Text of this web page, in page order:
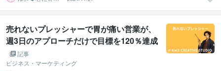
添う癒しのナー
ス
売れないプレッシャーで胃が痛い営業が、
週3日のアプローチだけで目標を120％達成
する方法
記事
ビジネス・マーケティング